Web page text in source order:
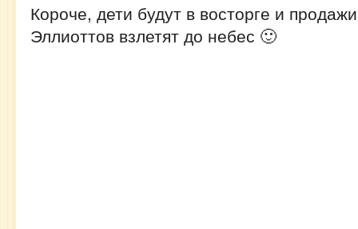
Короче, дети будут в восторге и
Эллиоттов взлетят до небес 🙂